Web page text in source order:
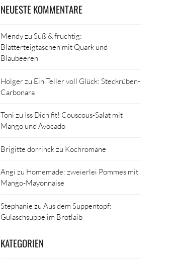
NEUESTE KOMMENTARE
MendyzuSüß & fruchtig:
Blätterteigtaschen mit Quark und
Blaubeeren
Holgerzu Ein Teller voll Glück: Steckrüben-
Carbonara
Toni zu Iss Dich fit! Couscous-Salat mit
Mango und Avocado
Brigitte dorrinckzu Kochromane
Angi zu Homemade: zweierlei Pommes mit
Mango-Mayonnaise
Stephanie zuAus dem Suppentopf:
Gulaschsuppe im Brotlaib
KATEGORIEN